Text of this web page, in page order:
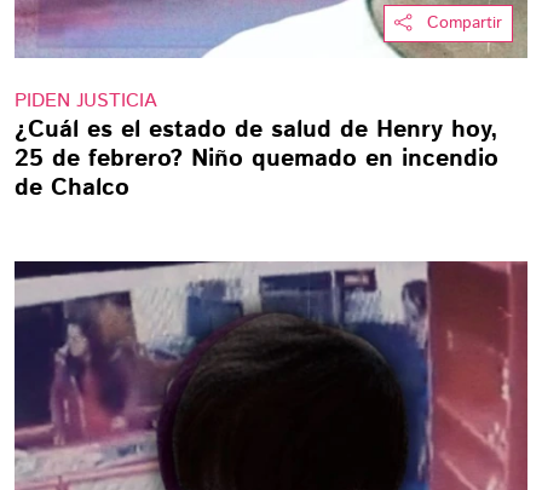
Compartir
PIDEN JUSTICIA
¿Cuál es el estado de salud de Henry hoy,
25 de febrero? Niño quemado en incendio
de Chalco